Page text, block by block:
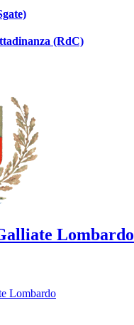
(RdC)
Lombardo
Lombardo